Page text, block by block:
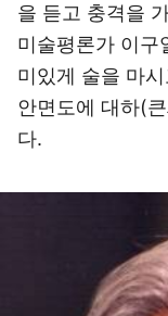
을 듣고 충격을
미술평론가 이
미있게 술을 마
안면도에 대하(
다.